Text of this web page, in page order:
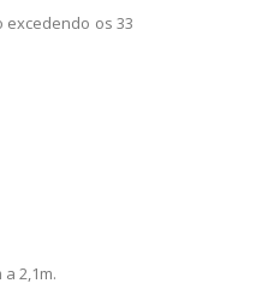
excedendo os 33
2,1m.